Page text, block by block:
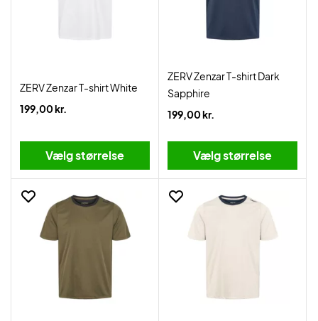
ZERV Zenzar T-shirt White
199,00 kr.
Vælg størrelse
ZERV Zenzar T-shirt Dark
Sapphire
199,00 kr.
Vælg størrelse